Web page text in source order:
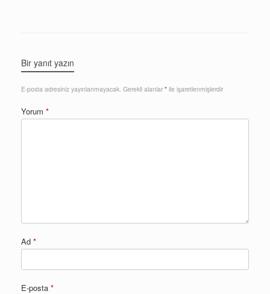
Bir yanıt yazın
E-posta adresiniz yayınlanmayacak. Gerekli alanlar* ile işaretlenmişlerdir
Yorum *
Ad *
E-posta *